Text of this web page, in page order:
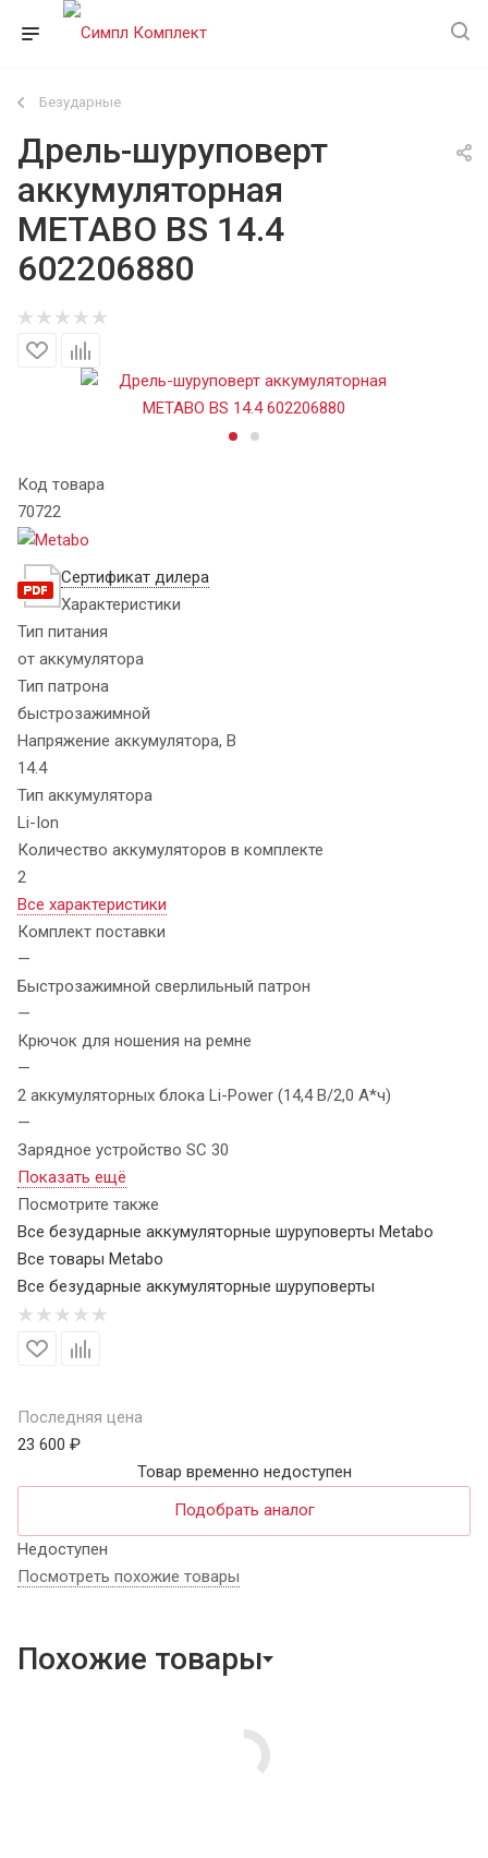
Безударные
Дрель-шуруповерт
аккумуляторная
METABO BS 14.4
602206880
Код товара
70722
Сертификат дилера
Характеристики
Тип питания
от аккумулятора
Тип патрона
быстрозажимной
Напряжение аккумулятора, В
14.4
Тип аккумулятора
Li-Ion
Количество аккумуляторов в комплекте
2
Все характеристики
Комплект поставки
—
Быстрозажимной сверлильный патрон
—
Крючок для ношения на ремне
—
2 аккумуляторных блока Li-Power (14,4 В/2,0 А*ч)
—
Зарядное устройство SC 30
Показать ещё
Посмотрите также
Все безударные аккумуляторные шуруповерты Metabo
Все товары Metabo
Все безударные аккумуляторные шуруповерты
Последняя цена
23 600 ₽
Товар временно недоступен
Подобрать аналог
Недоступен
Посмотреть похожие товары
Похожие товары